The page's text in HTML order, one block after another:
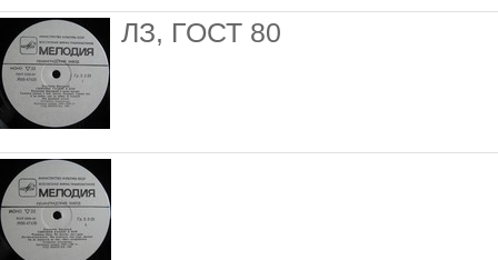
ЛЗ, ГОСТ 80